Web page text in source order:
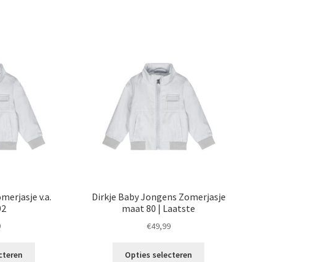
v.a.
Dirkje Baby Jongens Zomerjasje
maat 80 | Laatste
€49,99
Opties selecteren